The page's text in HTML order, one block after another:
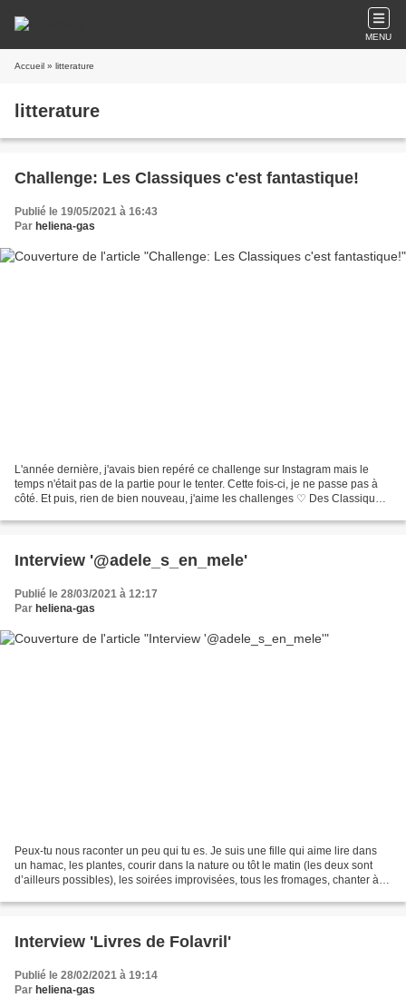
MENU
Accueil » litterature
litterature
Challenge: Les Classiques c'est fantastique!
Publié le 19/05/2021 à 16:43
Par heliena-gas
L'année dernière, j'avais bien repéré ce challenge sur Instagram mais le
temps n'était pas de la partie pour le tenter. Cette fois-ci, je ne passe pas à
côté. Et puis, rien de bien nouveau, j'aime les challenges ♡ Des Classiques
Interview '@adele_s_en_mele'
Publié le 28/03/2021 à 12:17
Par heliena-gas
Peux-tu nous raconter un peu qui tu es. Je suis une fille qui aime lire dans
un hamac, les plantes, courir dans la nature ou tôt le matin (les deux sont
d’ailleurs possibles), les soirées improvisées, tous les fromages, chanter à
Interview 'Livres de Folavril'
Publié le 28/02/2021 à 19:14
Par heliena-gas